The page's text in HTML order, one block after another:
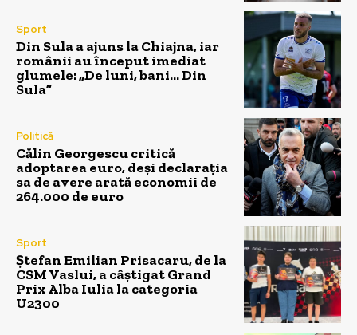
Sport
Din Sula a ajuns la Chiajna, iar
românii au început imediat
glumele: „De luni, bani… Din
Sula”
Politică
Călin Georgescu critică
adoptarea euro, deși declarația
sa de avere arată economii de
264.000 de euro
Sport
Ștefan Emilian Prisacaru, de la
CSM Vaslui, a câștigat Grand
Prix Alba Iulia la categoria
U2300